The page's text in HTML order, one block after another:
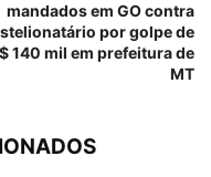
mandados em GO contra
por golpe de
140 mil em prefeitura de
MT